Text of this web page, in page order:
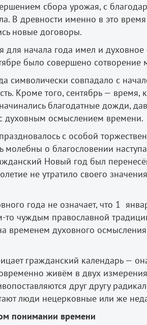
сбора урожая, с
В древности именно в это
новые договоры.
начала года имел и духовное
было совершено сотворение
символически совпадало с
Кроме того, сентябрь — время,
благодатные дожди,
духовным осмыслением времени.
с особой
молебны о благословении
Новый год был
не утратило своего
года не означает, что 1
чуждым православной
временем духовного
гражданский календарь —
живём в двух
друг другу
люди нецерковные или же
понимании времени